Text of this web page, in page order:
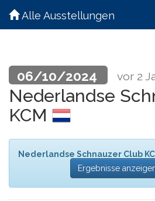
Alle Ausstellungen
06/10/2024 vor 2
Nederlandse
KCM
Nederlandse Schnauzer Club
Ergebnisse